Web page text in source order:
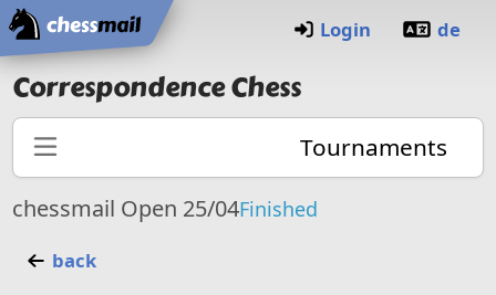
Home
Login de
Correspondence Chess
Tournaments
chessmail Open 25/04Finished
back